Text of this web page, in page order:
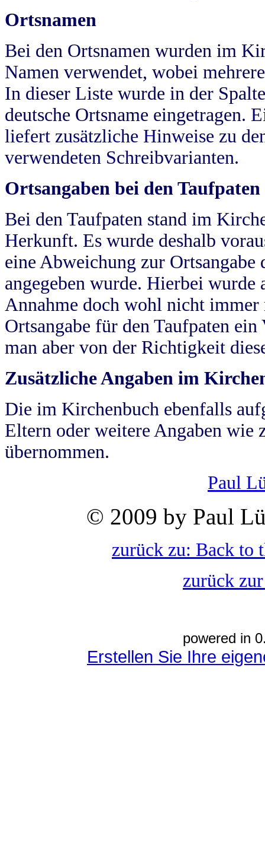
Ortsnamen
Bei den Ortsnamen wurden im
Namen verwendet, wobei
In dieser Liste wurde in der
deutsche Ortsname eingetragen.
liefert zusätzliche Hinweise zu
verwendeten Schreibvarianten.
Ortsangaben bei den Taufpaten
Bei den Taufpaten stand im
Herkunft. Es wurde deshalb
eine Abweichung zur
angegeben wurde. Hierbei wurde
Annahme doch wohl nicht
Ortsangabe für den Taufpaten
man aber von der Richtigkeit
Zusätzliche Angaben im
Die im Kirchenbuch ebenfalls
Eltern oder weitere Angaben wie
übernommen.
Paul
© 2009 by Paul
zurück zu: Back to
zurück
powered in
Erstellen Sie Ihre